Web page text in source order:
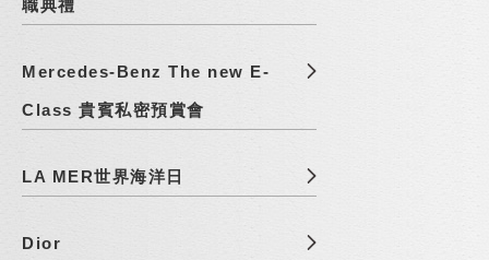
職典禮
Mercedes-Benz The new E-
Class 貴賓私密預賞會
LA MER世界海洋日
Dior